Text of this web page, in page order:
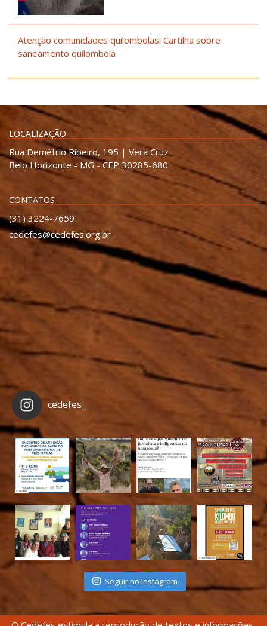
Atenção comunidades quilombolas! Cartilha sobre
saneamento quilombola
LOCALIZAÇÃO
Rua Demétrio Ribeiro, 195 | Vera Cruz
Belo Horizonte - MG - CEP 30285-680
CONTATOS
(31) 3224-7659
cedefes@cedefes.org.br
cedefes_
Seguir no Instagram